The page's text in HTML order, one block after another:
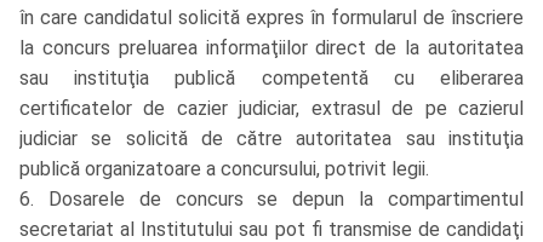
în care candidatul solicită expres în formularul de înscriere
la concurs preluarea informaţiilor direct de la autoritatea
sau instituţia publică competentă cu eliberarea
certificatelor de cazier judiciar, extrasul de pe cazierul
judiciar se solicită de către autoritatea sau instituţia
publică organizatoare a concursului, potrivit legii.
6. Dosarele de concurs se depun la compartimentul
secretariat al Institutului sau pot fi transmise de candidaţi